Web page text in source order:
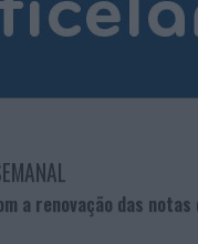
a renovação das notas